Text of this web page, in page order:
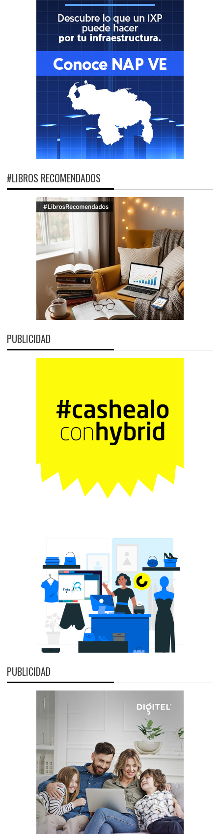
#LIBROS RECOMENDADOS
PUBLICIDAD
PUBLICIDAD